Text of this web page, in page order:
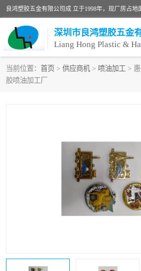
深圳市良鸿塑胶五金
当前位置： 首页 > 供应商机 > 喷油加工 >
胶喷油加工厂
喷油加工